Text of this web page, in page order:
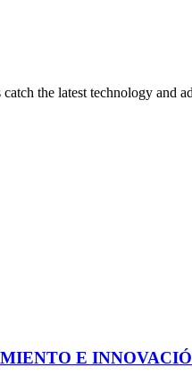
the latest technology and
E